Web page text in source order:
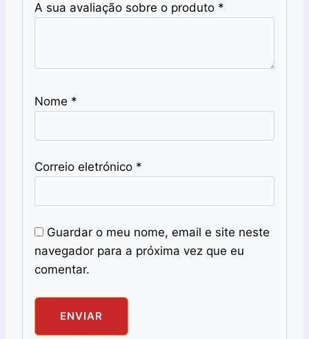
A sua avaliação sobre o produto *
Nome *
Correio eletrónico *
Guardar o meu nome, email e site neste
navegador para a próxima vez que eu
comentar.